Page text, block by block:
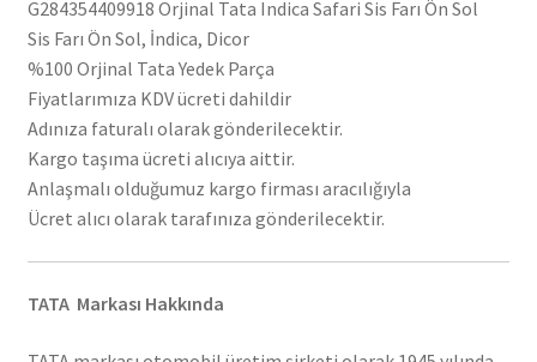
G284354409918 Orjinal Tata Indica Safari Sis Farı Ön Sol
Sis Farı Ön Sol, İndica, Dicor
%100 Orjinal Tata Yedek Parça
Fiyatlarımıza KDV ücreti dahildir
Adınıza faturalı olarak gönderilecektir.
Kargo taşıma ücreti alıcıya aittir.
Anlaşmalı olduğumuz kargo firması aracılığıyla
Ücret alıcı olarak tarafınıza gönderilecektir.
TATA Markası Hakkında